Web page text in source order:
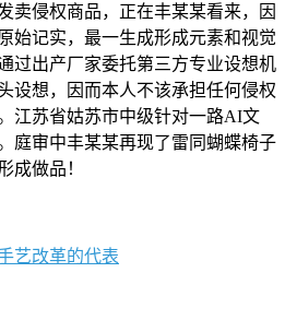
卖侵权商品，正在丰某某看来，因
始记实，最一生成形成元素和视觉
过出产厂家委托第三方专业设想机
设想，因而本人不该承担任何侵权
江苏省姑苏市中级针对一路AI文
庭审中丰某某再现了雷同蝴蝶椅子
成做品！
艺改革的代表